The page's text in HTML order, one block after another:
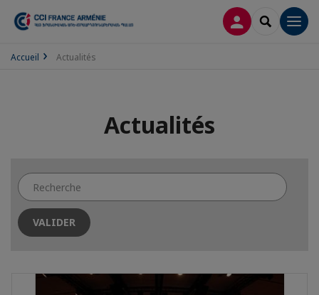
CONNEXION
Accueil Actualités
Actualités